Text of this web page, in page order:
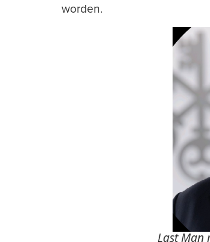
worden.
Last Man